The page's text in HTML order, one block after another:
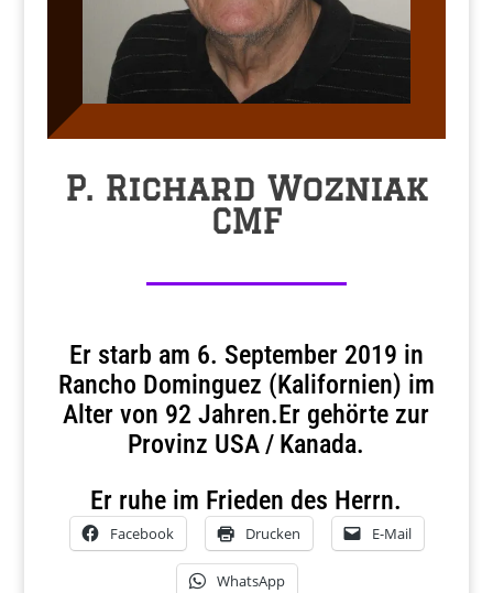
P. Richard Wozniak
CMF
Er starb am 6. September 2019 in
Rancho Dominguez (Kalifornien) im
Alter von 92 Jahren.Er gehörte zur
Provinz USA / Kanada.
Er ruhe im Frieden des Herrn.
Facebook Drucken E-Mail
WhatsApp